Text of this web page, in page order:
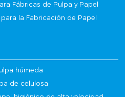
Fábricas de Pulpa y Papel
la Fabricación de Papel
húmeda
de celulosa